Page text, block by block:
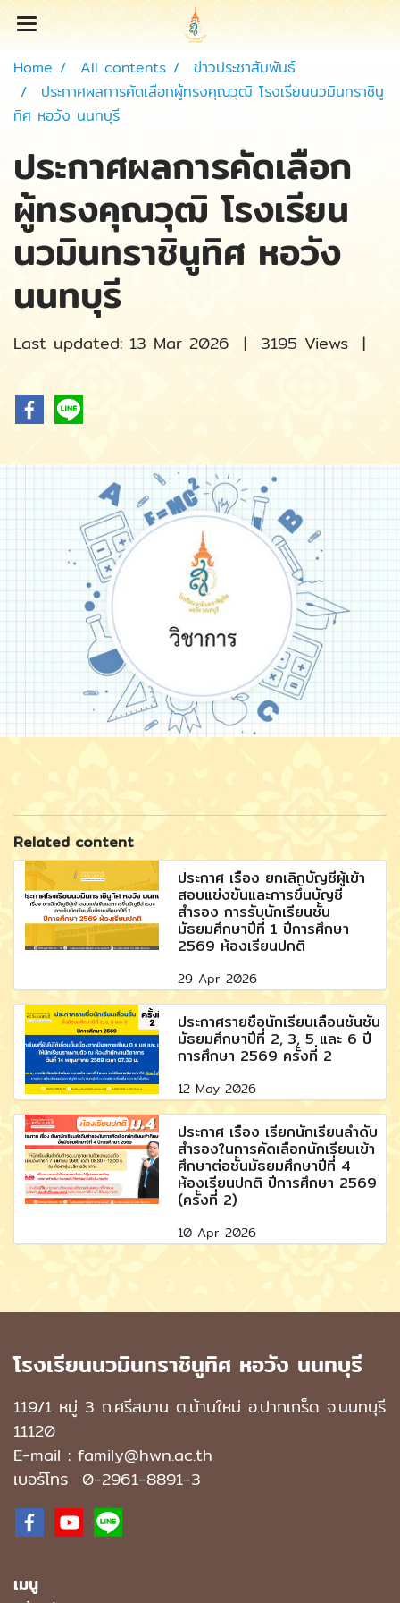
Home All contents
ข่าวประชาสัมพันธ์
ประกาศผลการคัดเลือกผู้ทรงคุณวุฒิ โรงเรียนนวมินทราชินู
ทิศ หอวัง นนทบุรี
ประกาศผลการคัดเลือก
ผู้ทรงคุณวุฒิ โรงเรียน
นวมินทราชินูทิศ หอวัง
นนทบุรี
Last updated: 13 Mar 2026 | 3195 Views |
Related content
ประกาศ เรื่อง ยกเลิกบัญชีผู้เข้า
สอบแข่งขันและการขึ้นบัญชี
สำรอง การรับนักเรียนชั้น
มัธยมศึกษาปีที่ 1 ปีการศึกษา
2569 ห้องเรียนปกติ
29 Apr 2026
ประกาศรายชื่อนักเรียนเลื่อนชั้นชั้น
มัธยมศึกษาปีที่ 2, 3, 5 และ 6 ปี
การศึกษา 2569 ครั้งที่ 2
12 May 2026
ประกาศ เรื่อง เรียกนักเรียนลำดับ
สำรองในการคัดเลือกนักเรียนเข้า
ศึกษาต่อชั้นมัธยมศึกษาปีที่ 4
ห้องเรียนปกติ ปีการศึกษา 2569
(ครั้งที่ 2)
10 Apr 2026
โรงเรียนนวมินทราชินูทิศ หอวัง นนทบุรี
119/1 หมู่ 3 ถ.ศรีสมาน ต.บ้านใหม่ อ.ปากเกร็ด จ.นนทบุรี
11120
E-mail : family@hwn.ac.th
เบอร์โทร 0-2961-8891-3
เมนู